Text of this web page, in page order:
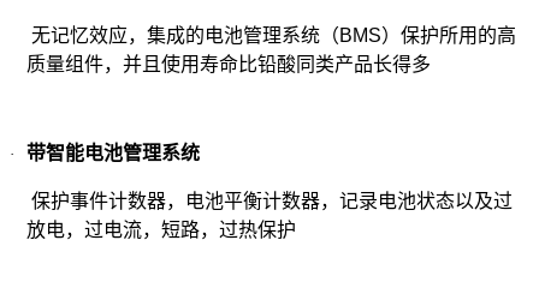
无记忆效应，集成的电池管理系统（BMS）保护所用的高
质量组件，并且使用寿命比铅酸同类产品长得多
· 带智能电池管理系统
保护事件计数器，电池平衡计数器，记录电池状态以及过
放电，过电流，短路，过热保护